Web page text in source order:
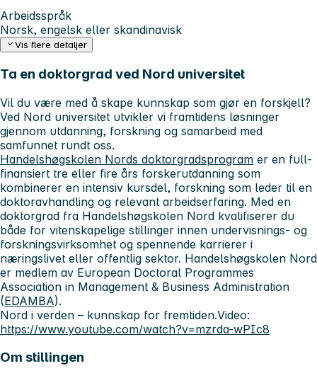
Arbeidsspråk
Norsk, engelsk eller skandinavisk
Vis flere detaljer
Ta en doktorgrad ved Nord universitet
Vil du være med å skape kunnskap som gjør en forskjell?
Ved Nord universitet utvikler vi framtidens løsninger
gjennom utdanning, forskning og samarbeid med
samfunnet rundt oss.
Handelshøgskolen Nords doktorgradsprogram er en full-
finansiert tre eller fire års forskerutdanning som
kombinerer en intensiv kursdel, forskning som leder til en
doktoravhandling og relevant arbeidserfaring. Med en
doktorgrad fra Handelshøgskolen Nord kvalifiserer du
både for vitenskapelige stillinger innen undervisnings- og
forskningsvirksomhet og spennende karrierer i
næringslivet eller offentlig sektor. Handelshøgskolen Nord
er medlem av European Doctoral Programmes
Association in Management & Business Administration
(EDAMBA).
Nord i verden – kunnskap for fremtiden.Video:
https://www.youtube.com/watch?v=mzrda-wPIc8
Om stillingen